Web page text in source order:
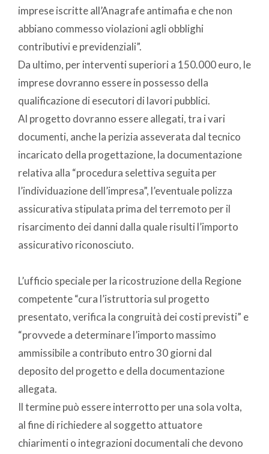
imprese iscritte all’Anagrafe antimafia e che non
abbiano commesso violazioni agli obblighi
contributivi e previdenziali”.
Da ultimo, per interventi superiori a 150.000 euro, le
imprese dovranno essere in possesso della
qualificazione di esecutori di lavori pubblici.
Al progetto dovranno essere allegati, tra i vari
documenti, anche la perizia asseverata dal tecnico
incaricato della progettazione, la documentazione
relativa alla “procedura selettiva seguita per
l’individuazione dell’impresa”, l’eventuale polizza
assicurativa stipulata prima del terremoto per il
risarcimento dei danni dalla quale risulti l’importo
assicurativo riconosciuto.
L’ufficio speciale per la ricostruzione della Regione
competente “cura l’istruttoria sul progetto
presentato, verifica la congruità dei costi previsti” e
“provvede a determinare l’importo massimo
ammissibile a contributo entro 30 giorni dal
deposito del progetto e della documentazione
allegata.
Il termine può essere interrotto per una sola volta,
al fine di richiedere al soggetto attuatore
chiarimenti o integrazioni documentali che devono